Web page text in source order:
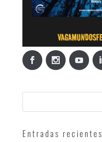
Entradas recientes